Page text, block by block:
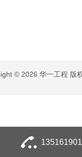
© 2026 华一工程 版